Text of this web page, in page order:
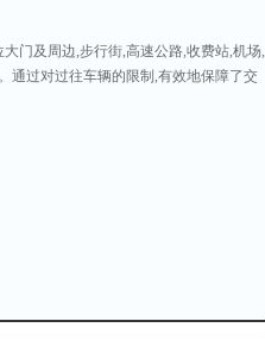
门及周边,步行街,高速公路,收费站,机场,
通过对过往车辆的限制,有效地保障了交